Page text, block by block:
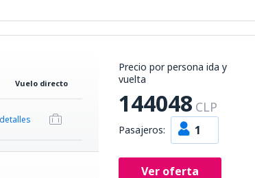
Precio por persona ida y
vuelta
144048 CLP
Pasajeros: 1
Ver oferta
Vuelo directo
detalles